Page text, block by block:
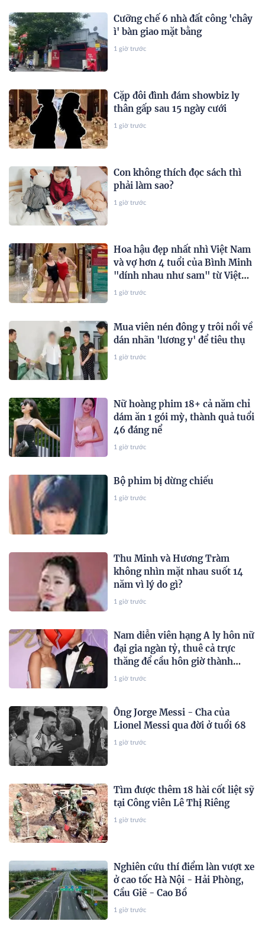
Cưỡng chế 6 nhà đất công 'chây
ì' bàn giao mặt bằng
1 giờ trước
Cặp đôi đình đám showbiz ly
thân gấp sau 15 ngày cưới
1 giờ trước
Con không thích đọc sách thì
phải làm sao?
1 giờ trước
Hoa hậu đẹp nhất nhì Việt Nam
và vợ hơn 4 tuổi của Bình Minh
"dính nhau như sam" từ Việt
Nam sang Mỹ
1 giờ trước
Mua viên nén đông y trôi nổi về
dán nhãn 'lương y' để tiêu thụ
1 giờ trước
Nữ hoàng phim 18+ cả năm chỉ
dám ăn 1 gói mỳ, thành quả tuổi
46 đáng nể
1 giờ trước
Bộ phim bị dừng chiếu
1 giờ trước
Thu Minh và Hương Tràm
không nhìn mặt nhau suốt 14
năm vì lý do gì?
1 giờ trước
Nam diễn viên hạng A ly hôn nữ
đại gia ngàn tỷ, thuê cả trực
thăng để cầu hôn giờ thành
công cốc
1 giờ trước
Ông Jorge Messi - Cha của
Lionel Messi qua đời ở tuổi 68
1 giờ trước
Tìm được thêm 18 hài cốt liệt sỹ
tại Công viên Lê Thị Riêng
1 giờ trước
Nghiên cứu thí điểm làn vượt xe
ở cao tốc Hà Nội - Hải Phòng,
Cầu Giẽ - Cao Bồ
1 giờ trước